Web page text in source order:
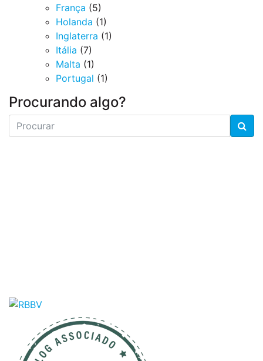
França (5)
Holanda (1)
Inglaterra (1)
Itália (7)
Malta (1)
Portugal (1)
Procurando algo?